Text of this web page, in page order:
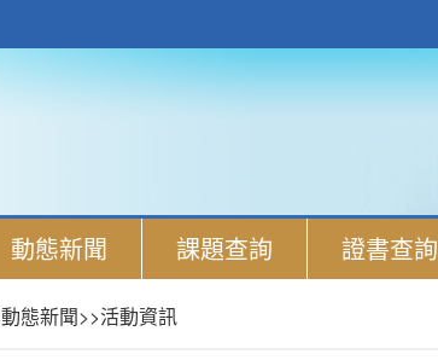
動態新聞 課題查詢 證書查詢
動態新聞>>活動資訊